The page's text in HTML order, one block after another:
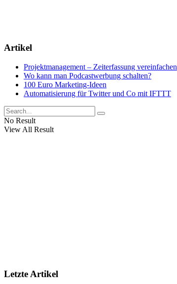
Artikel
Projektmanagement – Zeiterfassung vereinfachen
Wo kann man Podcastwerbung schalten?
100 Euro Marketing-Ideen
Automatisierung für Twitter und Co mit IFTTT
No Result
View All Result
Letzte Artikel